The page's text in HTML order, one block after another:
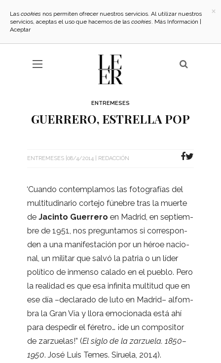
ENTREMESES
GUERRERO, ESTRELLA POP
ENTREMESES 08/4/2014 REDACCIÓN
“Cuando con­tem­pla­mos las foto­gra­fías del
mul­ti­tu­di­na­rio cor­tejo fúne­bre tras la muerte
de Jacinto Gue­rrero en Madrid, en sep­tiem­
bre de 1951, nos pre­gun­ta­mos si corres­pon­
den a una mani­fes­ta­ción por un héroe nacio­
nal, un mili­tar que salvó la patria o un líder
polí­tico de inmenso calado en el pue­blo. Pero
la reali­dad es que esa infi­nita mul­ti­tud que en
ese día –decla­rado de luto en Madrid– alfom­
bra la Gran Vía y llora emo­cio­nada está ahí
para des­pe­dir el fére­tro… ¡de un com­po­si­tor
de zar­zue­las!” (El siglo de la zar­zuela. 1850–
1950. José Luis Temes. Siruela, 2014).
×
Las cookies nos permiten ofrecer nuestros servicios. Al utilizar nuestros
servicios, aceptas el uso que hacemos de las cookies. Más Información
Aceptar